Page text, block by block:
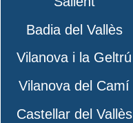
Badia del Vallès
Vilanova i la Geltrú
Vilanova del Camí
Castellar del Vallès